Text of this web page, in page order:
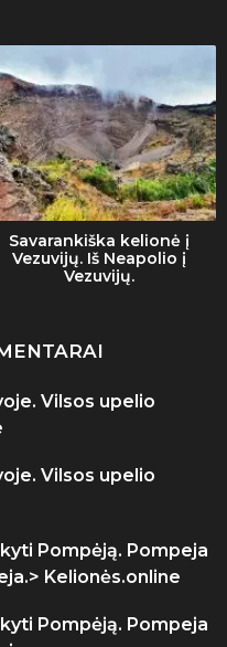
Savarankiška kelionė į
Vezuvijų. Iš Neapolio į
Vezuvijų.
Vilsos upelio
Vilsos upelio
Pompėją. Pompeja
Kelionės.online
Pompėją. Pompeja